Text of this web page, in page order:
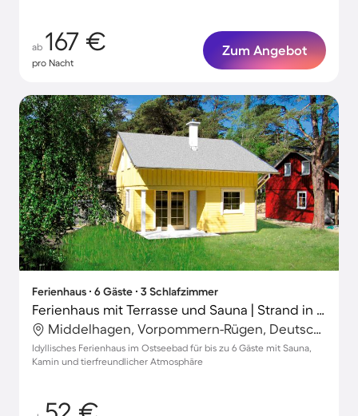
ab 167 €
pro Nacht
Zum Angebot
Ferienhaus ∙ 6 Gäste ∙ 3 Schlafzimmer
Ferienhaus mit Terrasse und Sauna | Strand in der Nähe | Haustiere sind willkommen
Middelhagen, Vorpommern-Rügen, Deutschland
Idyllisches Ferienhaus im Ostseebad für bis zu 6 Gäste mit Sauna,
Kamin und tierfreundlicher Atmosphäre